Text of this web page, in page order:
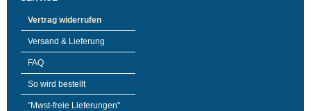
Vertrag widerrufen
Versand & Lieferung
FAQ
So wird bestellt
"Mwst-freie Lieferungen"